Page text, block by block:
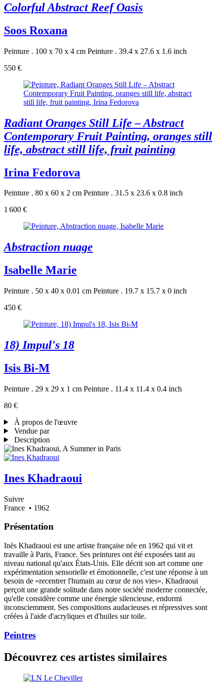
Colorful Abstract Reef Oasis
Soos Roxana
Peinture . 100 x 70 x 4 cm Peinture . 39.4 x 27.6 x 1.6 inch
550 €
Radiant Oranges Still Life – Abstract
Contemporary Fruit Painting, oranges still
life, abstract still life, fruit painting
Irina Fedorova
Peinture . 80 x 60 x 2 cm Peinture . 31.5 x 23.6 x 0.8 inch
1 600 €
Abstraction nuage
Isabelle Marie
Peinture . 50 x 40 x 0.01 cm Peinture . 19.7 x 15.7 x 0 inch
450 €
18) Impul's 18
Isis Bi-M
Peinture . 29 x 29 x 1 cm Peinture . 11.4 x 11.4 x 0.4 inch
80 €
À propos de l'œuvre
Vendue par
Description
Ines Khadraoui
Suivre
France • 1962
Présentation
Inès Khadraoui est une artiste française née en 1962 qui vit et
travaille à Paris, France. Ses peintures ont été exposées tant au
niveau national qu'aux États-Unis. Elle décrit son art comme une
expérimentation sensorielle et émotionnelle, c'est une réponse à un
besoin de «recentrer l'humain au cœur de nos vies». Khadraoui
perçoit une grande solitude dans notre société moderne connectée,
qu'elle considère comme une énergie silencieuse, endormi
inconsciemment. Ses compositions audacieuses et répressives sont
créées à l'aide d'acryliques et d'huiles sur toile.
Peintres
Découvrez ces artistes similaires